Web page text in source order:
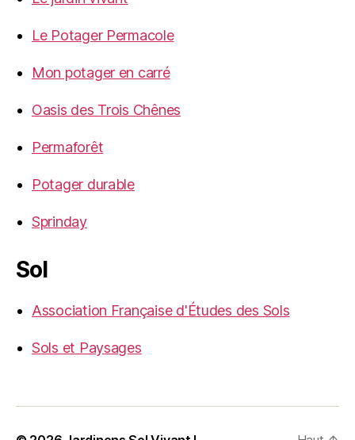
Le Potager Permacole
Mon potager en carré
Oasis des Trois Chênes
Permaforêt
Potager durable
Sprinday
Sol
Association Française d'Études des Sols
Sols et Paysages